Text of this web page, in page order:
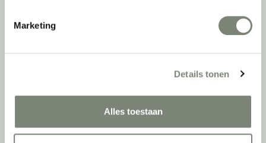
Marketing
Details tonen
Alles toestaan
Furniture as a Service
Refurbished kantoormeubilair